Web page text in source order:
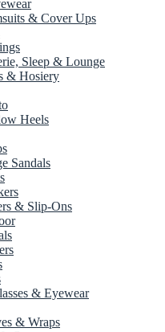
& Cover Ups
Sleep & Lounge
& Hosiery
Heels
Sandals
& Slip-Ons
& Eyewear
& Wraps